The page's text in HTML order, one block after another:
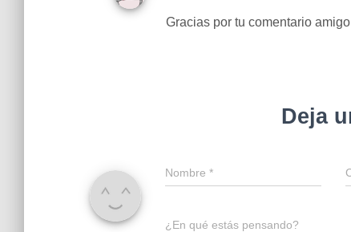
Gracias por tu comentario amigo
Deja
Nombre *
¿En qué estás pensando?